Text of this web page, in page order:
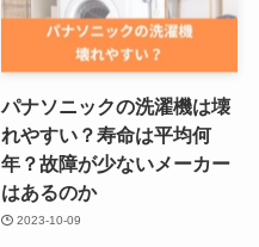
パナソニックの洗濯機は壊
れやすい？寿命は平均何
年？故障が少ないメーカー
はあるのか
2023-10-09